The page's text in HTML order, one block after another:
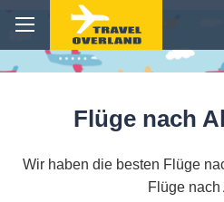
Flüge nach
Wir haben die besten Flüge
Flüge nach